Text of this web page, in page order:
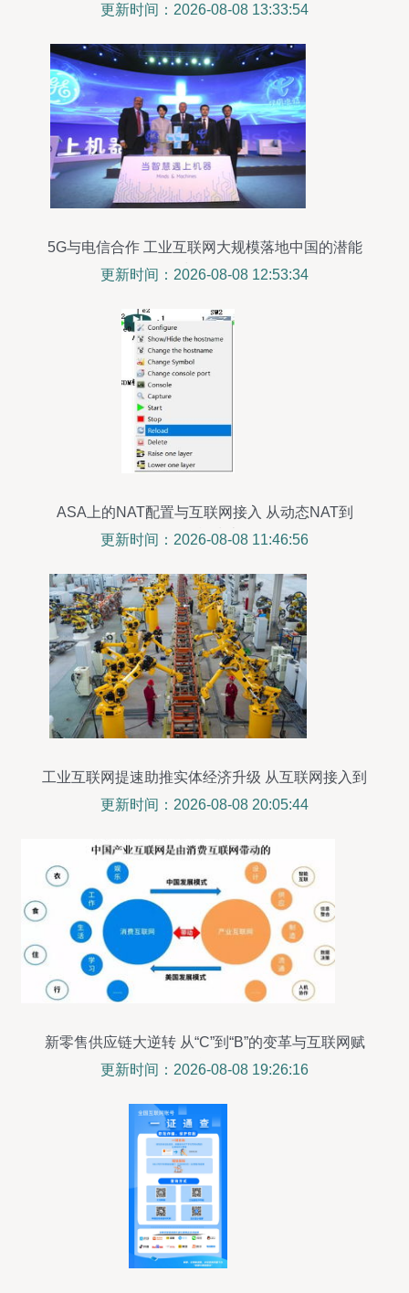
联网接入服务
更新时间：2026-08-08 13:33:54
5G与电信合作 工业互联网大规模落地中国的潜能
与挑战
更新时间：2026-08-08 12:53:34
ASA上的NAT配置与互联网接入 从动态NAT到
ASDM模块上传
更新时间：2026-08-08 11:46:56
工业互联网提速助推实体经济升级 从互联网接入到
全面融合
更新时间：2026-08-08 20:05:44
新零售供应链大逆转 从“C”到“B”的变革与互联网赋
能
更新时间：2026-08-08 19:26:16